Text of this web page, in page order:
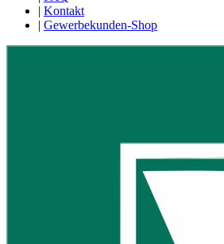
| Kontakt
| Gewerbekunden-Shop